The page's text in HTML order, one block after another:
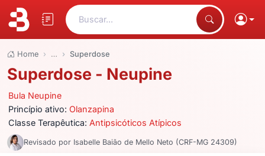
Buscar...
Home … Superdose
Superdose - Neupine
Bula Neupine
Princípio ativo:Olanzapina
Classe Terapêutica: Antipsicóticos Atípicos
Revisado por Isabelle Baião de Mello Neto (CRF-MG 24309)